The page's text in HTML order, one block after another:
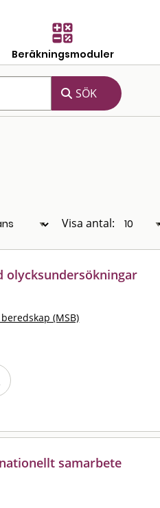
Beräkningsmoduler
Visa antal:
olycksundersökningar
(MSB)
samarbete